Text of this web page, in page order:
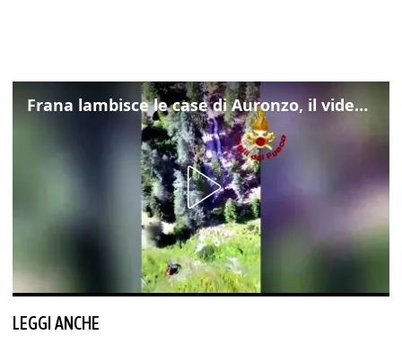
Frana lambisce le case di Auronzo, il video dall'elicottero dei vigili del fuoco
LEGGI ANCHE